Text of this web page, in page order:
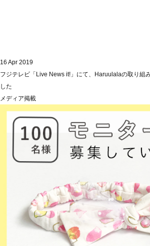
16 Apr 2019
フジテレビ「Live News it!」にて、Haruulalaの取り組
した
メディア掲載